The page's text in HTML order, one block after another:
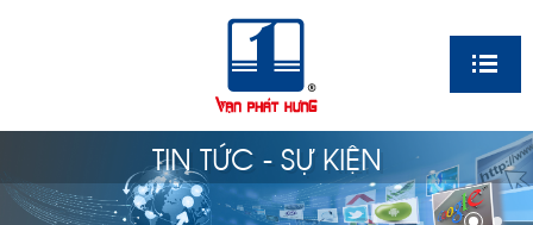
TIN TỨC - SỰ KIỆN